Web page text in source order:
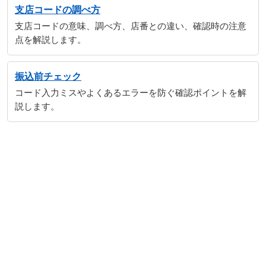
支店コードの調べ方
支店コードの意味、調べ方、店番との違い、確認時の注意
点を解説します。
振込前チェック
コード入力ミスやよくあるエラーを防ぐ確認ポイントを解
説します。